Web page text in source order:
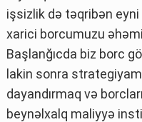
işsizlik də təqribən
xarici borcumuzu
Başlanğıcda biz borc
lakin sonra
dayandırmaq və
beynəlxalq maliyyə